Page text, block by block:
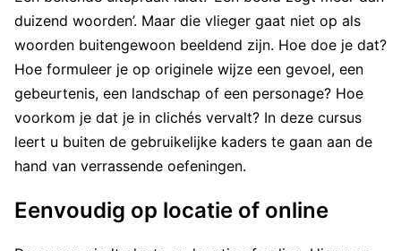
duizend woorden’. Maar die vlieger gaat niet op als
woorden buitengewoon beeldend zijn. Hoe doe je dat?
Hoe formuleer je op originele wijze een gevoel, een
gebeurtenis, een landschap of een personage? Hoe
voorkom je dat je in clichés vervalt? In deze cursus
leert u buiten de gebruikelijke kaders te gaan aan de
hand van verrassende oefeningen.
Eenvoudig op locatie of online